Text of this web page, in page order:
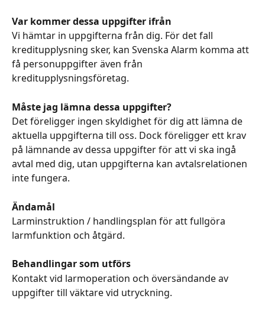
Var kommer dessa uppgifter ifrån
Vi hämtar in uppgifterna från dig. För det fall
kreditupplysning sker, kan Svenska Alarm komma att
få personuppgifter även från
kreditupplysningsföretag.
Måste jag lämna dessa uppgifter?
Det föreligger ingen skyldighet för dig att lämna de
aktuella uppgifterna till oss. Dock föreligger ett krav
på lämnande av dessa uppgifter för att vi ska ingå
avtal med dig, utan uppgifterna kan avtalsrelationen
inte fungera.
Ändamål
Larminstruktion / handlingsplan för att fullgöra
larmfunktion och åtgärd.
Behandlingar som utförs
Kontakt vid larmoperation och översändande av
uppgifter till väktare vid utryckning.